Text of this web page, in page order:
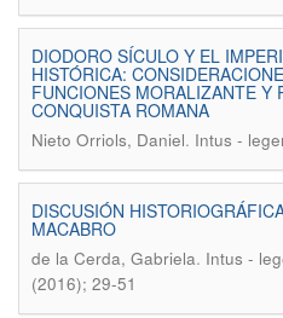
DIODORO SÍCULO Y EL
HISTÓRICA:
FUNCIONES MORALIZANTE Y
CONQUISTA ROMANA
Nieto Orriols, Daniel. Intus -
DISCUSIÓN
MACABRO
de la Cerda, Gabriela. Intus -
(2016); 29-51